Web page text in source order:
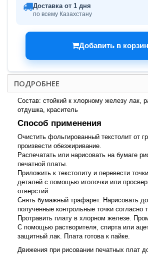
Доставка от 1 дня
по всему Казахстану
Добавить в
ПОДРОБНЕЕ
Состав: стойкий к хлорному железу лак,
отдушка, краситель
Способ применения
Очистить фольгированный текстолит от
произвести обезжиривание.
Распечатать или нарисовать на бумаге
печатной платы.
Приложить к текстолиту и перевести
деталей с помощью иголочки или
отверстий.
Снять бумажный трафарет. Нарисовать
полученные контрольные точки согласно
Протравить плату в хлорном железе.
С помощью растворителя, спирта или
защитный лак. Плата готова к пайке.
Движения при рисовании печатных плат